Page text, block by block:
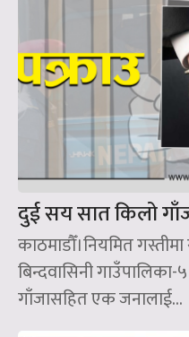
दुई सय सात किलो
काठमाडौँ।नियमित
बिन्दवासिनी गाउँपालिका-
गाँजासहित एक जनालाई...